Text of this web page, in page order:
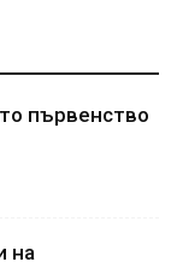
първенство
на